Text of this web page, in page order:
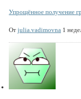
Упрощённое получение
От julia.vadimovna 1